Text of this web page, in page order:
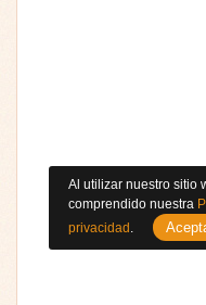
Al utilizar nuestro sitio
comprendido nuestra
privacidad